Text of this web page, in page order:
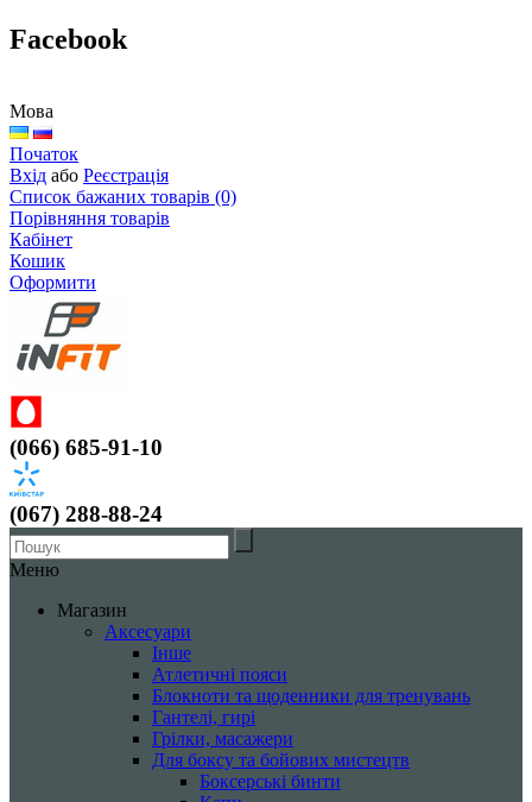
Facebook
Мова
Початок
Вхід або Реєстрація
Список бажаних товарів (0)
Порівняння товарів
Кабінет
Кошик
Оформити
(066) 685-91-10
(067) 288-88-24
Меню
Магазин
Аксесуари
Інше
Атлетичні пояси
Блокноти та щоденники для тренувань
Гантелі, гирі
Грілки, масажери
Для боксу та бойових мистецтв
Боксерські бинти